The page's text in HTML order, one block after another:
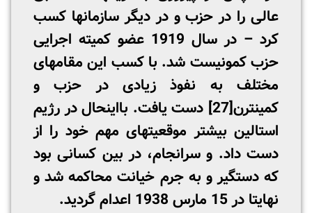
عالی را در حزب و در دیگر سازمانها کسب
کرد – در سال 1919 عضو کمیته اجرایی
حزب کمونیست شد. با کسب این مقامهای
مختلف به نفوذ زیادی در حزب و
کمینترن[27]
دست یافت. بااینحال در رژیم
استالین بیشتر موقعیت­های مهم خود را از
دست داد. و سرانجام، در بین کسانی بود
که دستگیر و به جرم خیانت محاکمه شد و
نهایتا در 15 مارس 1938 اعدام گردید.